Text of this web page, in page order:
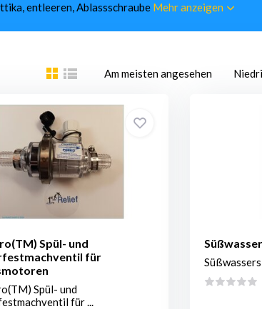
entleeren, Ablassschraube Mehr anzeigen
Am meisten angesehen
Spül- und
für
Spül- und
für ...